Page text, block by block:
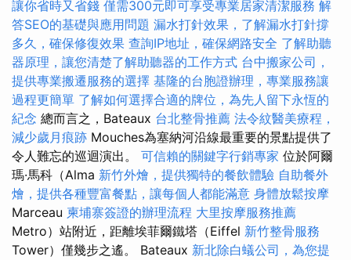
讓你省時又省錢 僅需300元即可享受專業居家清潔服務 解
答SEO的基礎與應用問題 漏水打針效果，了解漏水打針撐
多久，確保修復效果 查詢IP地址，確保網路安全 了解助聽
器原理，讓您清楚了解助聽器的工作方式 台中搬家公司，
提供專業搬遷服務的選擇 基隆的台胞證辦理，專業服務讓
過程更簡單 了解如何選擇合適的牌位，為先人留下永恆的
紀念 總而言之，Bateaux 台北整骨推薦 法令紋醫美療程，
減少歲月痕跡 Mouches為塞納河沿線最重要的景點提供了
令人難忘的巡迴演出。 可信賴的關鍵字行銷專家 位於阿爾
瑪·馬科（Alma 新竹外燴，提供獨特的餐飲體驗 自助餐外
燴，提供各種豐富餐點，讓每個人都能滿意 身體放鬆按摩
Marceau 柬埔寨簽證的辦理流程 大里按摩服務推薦
Metro）站附近，距離埃菲爾鐵塔（Eiffel 新竹整骨服務
Tower）僅幾步之遙。 Bateaux 新北除白蟻公司，為您提